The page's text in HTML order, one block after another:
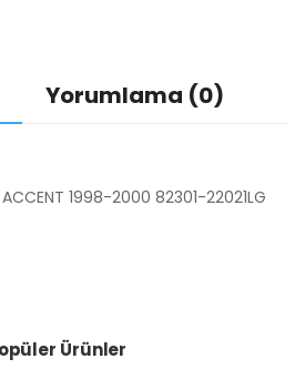
Yorumlama (0)
ACCENT 1998-2000 82301-22021LG
Ürünler